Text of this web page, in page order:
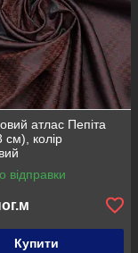
атлас Пепіта
колір
відправки
Купити